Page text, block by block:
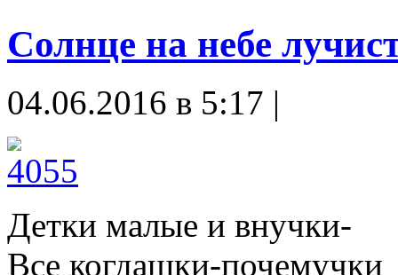
Солнце на небе
04.06.2016 в 5:17 |
Детки малые и внучки-
Все когдашки-почемучки